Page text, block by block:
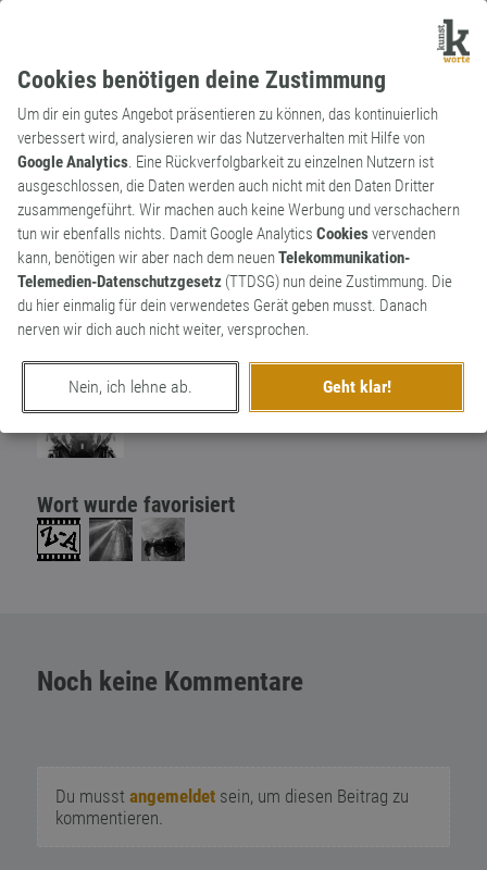
Cookies benötigen deine Zustimmung
Um dir ein gutes Angebot präsentieren zu können, das kontinuierlich
verbessert wird, analysieren wir das Nutzerverhalten mit Hilfe von
Google Analytics. Eine Rückverfolgbarkeit zu einzelnen Nutzern ist
ausgeschlossen, die Daten werden auch nicht mit den Daten Dritter
zusammengeführt. Wir machen auch keine Werbung und verschachern
tun wir ebenfalls nichts. Damit Google Analytics Cookiesvervenden
kann, benötigen wir aber nach dem neuenTelekommunikation-
Telemedien-Datenschutzgesetz (TTDSG) nun deine Zustimmung. Die
du hier einmalig für dein verwendetes Gerät geben musst. Danach
nerven wir dich auch nicht weiter, versprochen.
Nein, ich lehne ab. Geht klar!
Kunstwort
Substantiv
Flachwissen
Viele Leute gläzen gerne mit Flachwissen.
Von allem etwas mitbekommen, aber
nichts wirklich verstanden.
3
erschaffen von
am 7. Juni 2013
Wort wurde favorisiert
Noch keine Kommentare
Du musst angemeldetsein, um diesen Beitrag zu
kommentieren.